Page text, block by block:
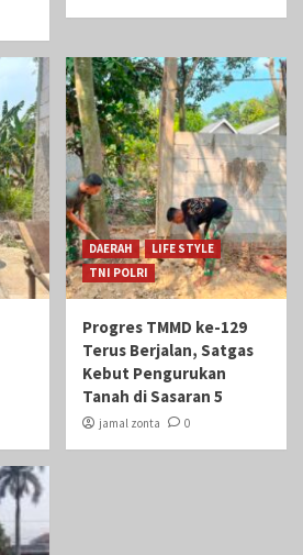
DAERAH
LIFE STYLE
TNI POLRI
Progres TMMD ke-129
Terus Berjalan, Satgas
Kebut Pengurukan
Tanah di Sasaran 5
jamal zonta 0